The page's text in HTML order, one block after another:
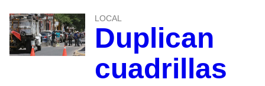
LOCAL
Duplican
cuadrillas